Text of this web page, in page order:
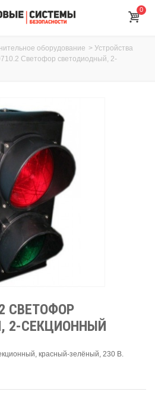
0
оборудование > Устройства
Светофор светодиодный, 2-
СВЕТОФОР
2-СЕКЦИОННЫЙ
красный-зелёный, 230 В.